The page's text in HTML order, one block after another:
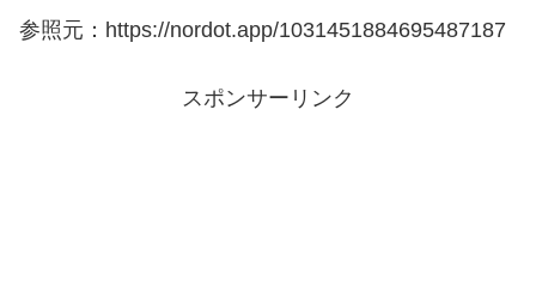
参照元：https://nordot.app/1031451884695487187
スポンサーリンク